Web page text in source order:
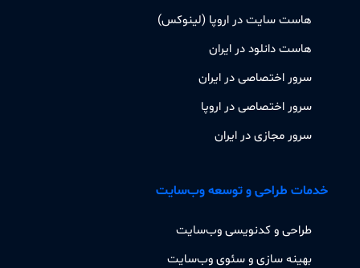
هاست سایت در اروپا (لینوکس)
هاست دانلود در ایران
سرور اختصاصی در ایران
سرور اختصاصی در اروپا
سرور مجازی در ایران
خدمات طراحی و توسعه وب‌سایت
طراحی و کدنویسی وب‌سایت
بهینه سازی و سئوی وب‌سایت